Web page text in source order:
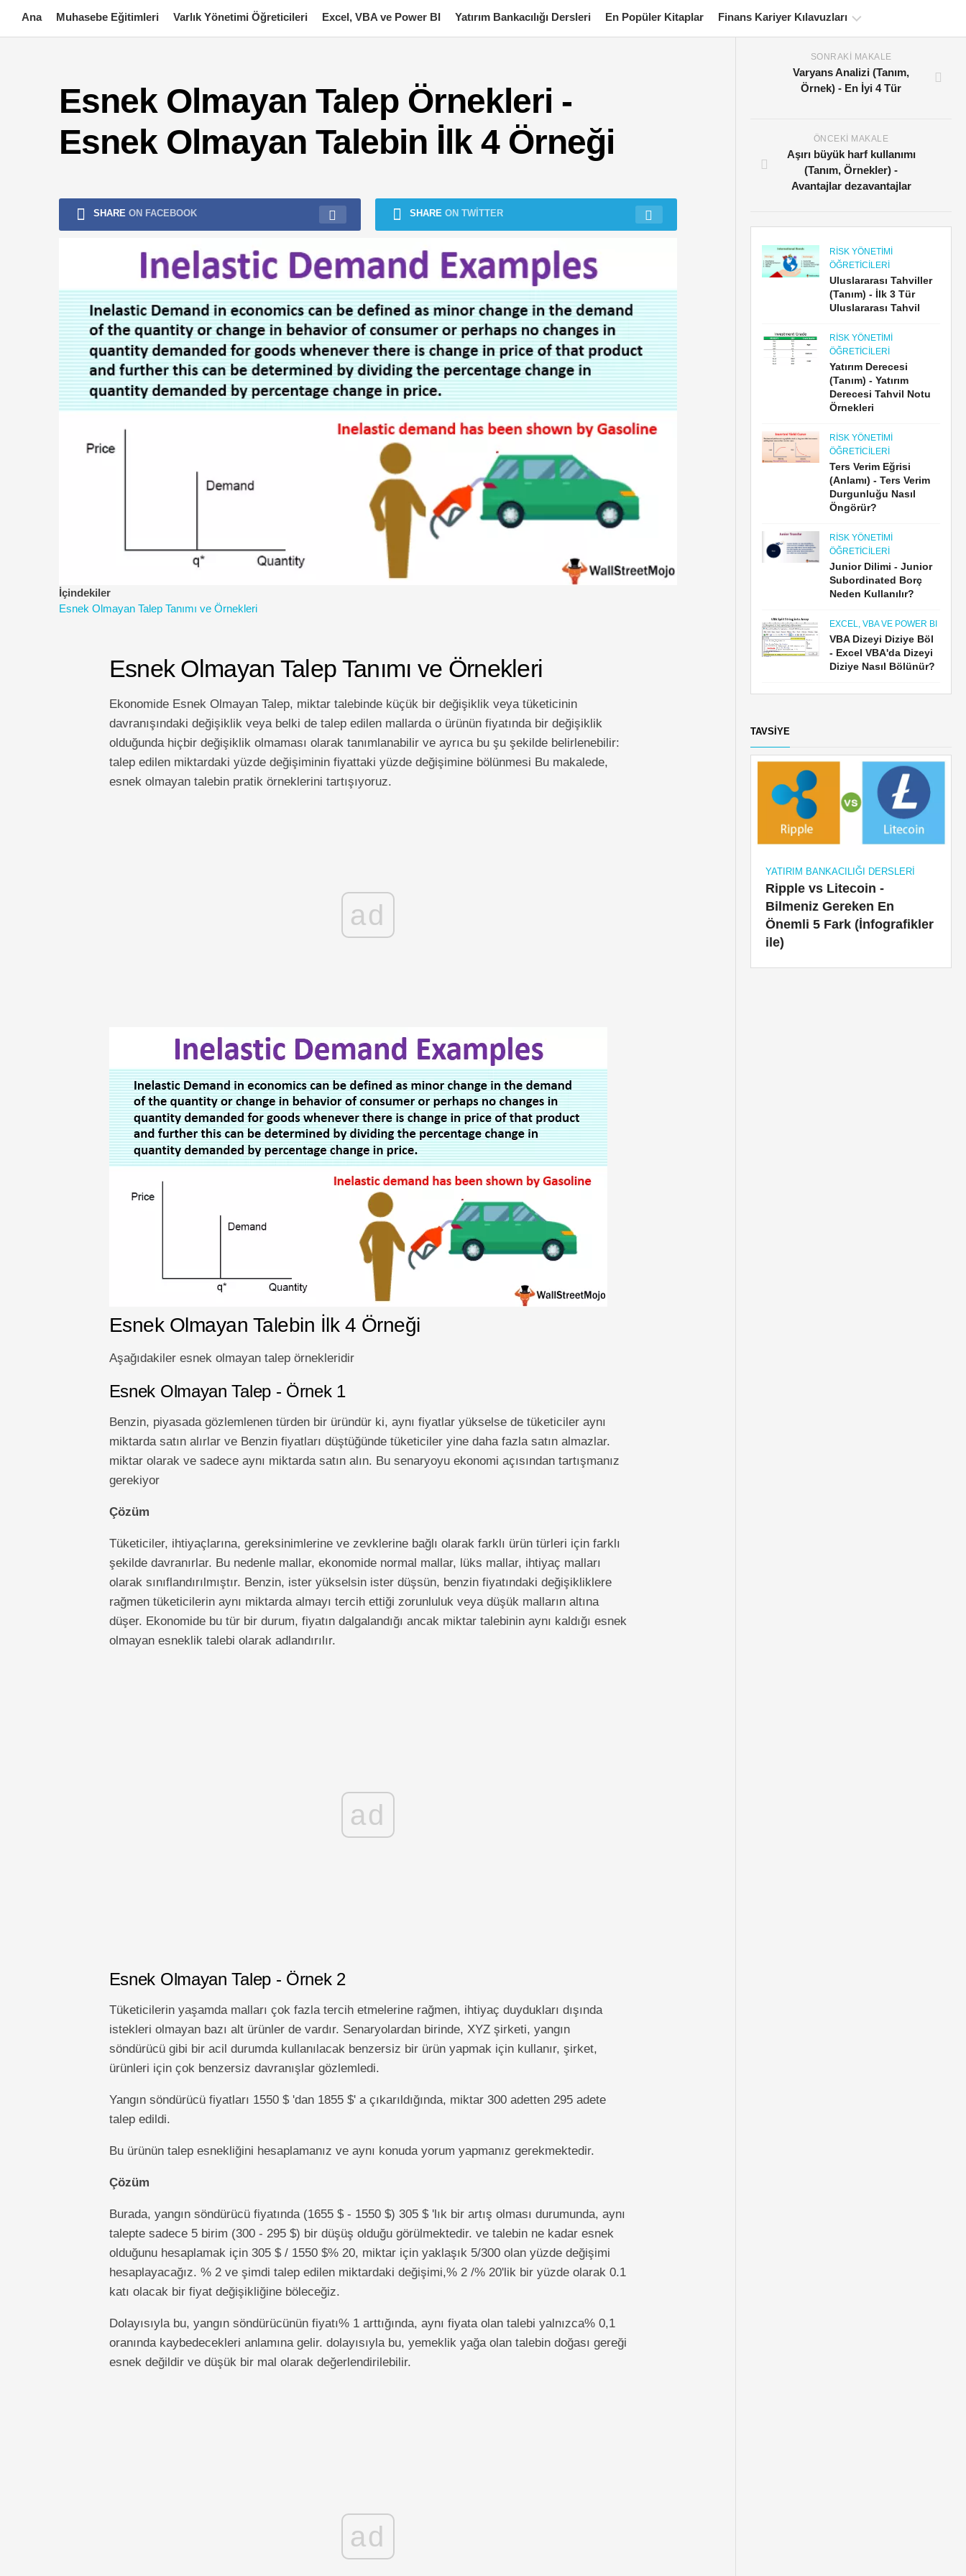
content
Ana Muhasebe Eğitimleri Varlık Yönetimi Öğreticileri Excel, VBA ve Power BI Yatırım Bankacılığı Dersleri En Popüler Kitaplar Finans Kariyer Kılavuzları
Sertifikasyon
Öğreticileri
Esnek Olmayan Talep Örnekleri -
Esnek Olmayan Talebin İlk 4 Örneği
SHARE ON FACEBOOK SHARE ON TWITTER
İçindekiler
Esnek Olmayan Talep Tanımı ve Örnekleri
Esnek Olmayan Talep Tanımı ve Örnekleri
Ekonomide Esnek Olmayan Talep, miktar talebinde küçük bir değişiklik veya tüketicinin
davranışındaki değişiklik veya belki de talep edilen mallarda o ürünün fiyatında bir değişiklik
olduğunda hiçbir değişiklik olmaması olarak tanımlanabilir ve ayrıca bu şu şekilde belirlenebilir:
talep edilen miktardaki yüzde değişiminin fiyattaki yüzde değişimine bölünmesi Bu makalede,
esnek olmayan talebin pratik örneklerini tartışıyoruz.
ad
Esnek Olmayan Talebin İlk 4 Örneği
Aşağıdakiler esnek olmayan talep örnekleridir
Esnek Olmayan Talep - Örnek 1
Benzin, piyasada gözlemlenen türden bir üründür ki, aynı fiyatlar yükselse de tüketiciler aynı
miktarda satın alırlar ve Benzin fiyatları düştüğünde tüketiciler yine daha fazla satın almazlar.
miktar olarak ve sadece aynı miktarda satın alın. Bu senaryoyu ekonomi açısından tartışmanız
gerekiyor
Çözüm
Tüketiciler, ihtiyaçlarına, gereksinimlerine ve zevklerine bağlı olarak farklı ürün türleri için farklı
şekilde davranırlar. Bu nedenle mallar, ekonomide normal mallar, lüks mallar, ihtiyaç malları
olarak sınıflandırılmıştır. Benzin, ister yükselsin ister düşsün, benzin fiyatındaki değişikliklere
rağmen tüketicilerin aynı miktarda almayı tercih ettiği zorunluluk veya düşük malların altına
düşer. Ekonomide bu tür bir durum, fiyatın dalgalandığı ancak miktar talebinin aynı kaldığı esnek
olmayan esneklik talebi olarak adlandırılır.
ad
Esnek Olmayan Talep - Örnek 2
Tüketicilerin yaşamda malları çok fazla tercih etmelerine rağmen, ihtiyaç duydukları dışında
istekleri olmayan bazı alt ürünler de vardır. Senaryolardan birinde, XYZ şirketi, yangın
söndürücü gibi bir acil durumda kullanılacak benzersiz bir ürün yapmak için kullanır, şirket,
ürünleri için çok benzersiz davranışlar gözlemledi.
Yangın söndürücü fiyatları 1550 $ 'dan 1855 $' a çıkarıldığında, miktar 300 adetten 295 adete
talep edildi.
Bu ürünün talep esnekliğini hesaplamanız ve aynı konuda yorum yapmanız gerekmektedir.
Çözüm
Burada, yangın söndürücü fiyatında (1655 $ - 1550 $) 305 $ 'lık bir artış olması durumunda, aynı
talepte sadece 5 birim (300 - 295 $) bir düşüş olduğu görülmektedir. ve talebin ne kadar esnek
olduğunu hesaplamak için 305 $ / 1550 $% 20, miktar için yaklaşık 5/300 olan yüzde değişimi
hesaplayacağız. % 2 ve şimdi talep edilen miktardaki değişimi,% 2 /% 20'lik bir yüzde olarak 0.1
katı olacak bir fiyat değişikliğine böleceğiz.
Dolayısıyla bu, yangın söndürücünün fiyatı% 1 arttığında, aynı fiyata olan talebi yalnızca% 0,1
oranında kaybedecekleri anlamına gelir. dolayısıyla bu, yemeklik yağa olan talebin doğası gereği
esnek değildir ve düşük bir mal olarak değerlendirilebilir.
ad
SONRAKI MAKALE
Varyans Analizi (Tanım,
Örnek) - En İyi 4 Tür
ÖNCEKI MAKALE
Aşırı büyük harf kullanımı
(Tanım, Örnekler) -
Avantajlar dezavantajlar
RISK YÖNETIMI
ÖĞRETICILERI
Uluslararası Tahviller
(Tanım) - İlk 3 Tür
Uluslararası Tahvil
RISK YÖNETIMI
ÖĞRETICILERI
Yatırım Derecesi
(Tanım) - Yatırım
Derecesi Tahvil Notu
Örnekleri
RISK YÖNETIMI
ÖĞRETICILERI
Ters Verim Eğrisi
(Anlamı) - Ters Verim
Durgunluğu Nasıl
Öngörür?
RISK YÖNETIMI
ÖĞRETICILERI
Junior Dilimi - Junior
Subordinated Borç
Neden Kullanılır?
EXCEL, VBA VE POWER BI
VBA Dizeyi Diziye Böl
- Excel VBA'da Dizeyi
Diziye Nasıl Bölünür?
TAVSIYE
YATIRIM BANKACILIĞI DERSLERI
Ripple vs Litecoin -
Bilmeniz Gereken En
Önemli 5 Fark (İnfografikler
ile)